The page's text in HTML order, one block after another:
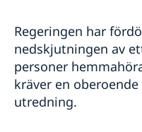
Regeringen har
nedskjutningen av
personer
kräver en
utredning.